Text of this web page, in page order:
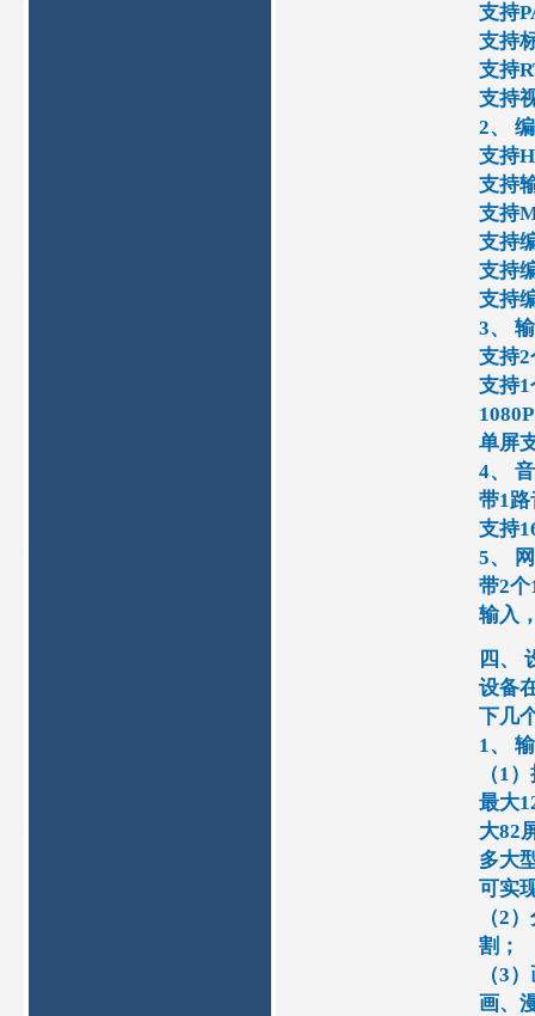
支持
支持
支持
支持
2、
支持
支持
支持
支持
支持
支持
3、
支持
支持
单屏
4、
带1
支持
5、
带2个
输入
四、
设备
下几
1、
（1
最大
大82
多大
可实
（2
割；
（3
画、